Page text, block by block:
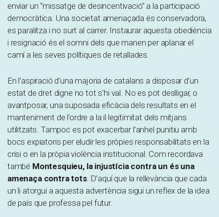
enviar un “missatge de desincentivació” a la participació
democràtica. Una societat amenaçada és conservadora,
es paralitza i no surt al carrer. Instaurar aquesta obediència
i resignació és el somni dels que manen per aplanar el
camí a les seves polítiques de retallades.
En l’aspiració d’una majoria de catalans a disposar d’un
estat de dret digne no tot s’hi val. No es pot deslligar, o
avantposar, una suposada eficàcia dels resultats en el
manteniment de l’ordre a la il·legitimitat dels mitjans
utilitzats. Tampoc es pot exacerbar l’anhel punitiu amb
bocs expiatoris per eludir les pròpies responsabilitats en la
crisi o en la pròpia violència institucional. Com recordava
també Montesquieu, la injustícia contra un és una
amenaça contra tots. D’aquí que la rellevància que cada
un li atorgui a aquesta advertència sigui un reflex de la idea
de país que professa pel futur.